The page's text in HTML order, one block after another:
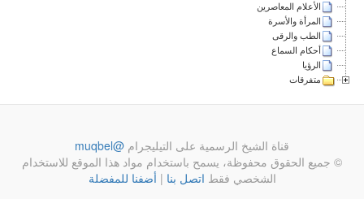
الأعلام المعاصرين
المرأة والأسرة
الطب والرقى
أحكام السماع
الرؤيا
متفرقات
قناة الشيخ الرسمية على التيليجرام @muqbel
© جميع الحقوق محفوظة، يسمح باستخدام مواد هذا الموقع للاستخدام
الشخصي فقط اتصل بنا | أضفنا للمفضلة